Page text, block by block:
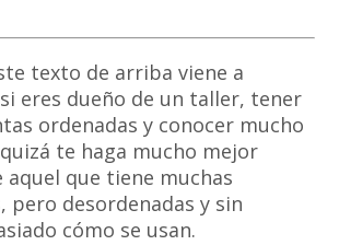
texto de arriba viene a
eres dueño de un taller, tener
ordenadas y conocer mucho
te haga mucho mejor
aquel que tiene muchas
pero desordenadas y sin
cómo se usan.